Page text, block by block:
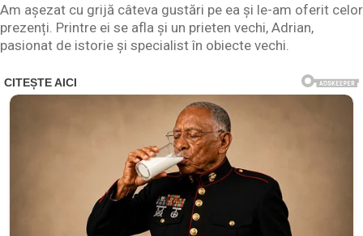
Am așezat cu grijă câteva gustări pe ea și le-am oferit celor
prezenți. Printre ei se afla și un prieten vechi, Adrian,
pasionat de istorie și specialist în obiecte vechi.